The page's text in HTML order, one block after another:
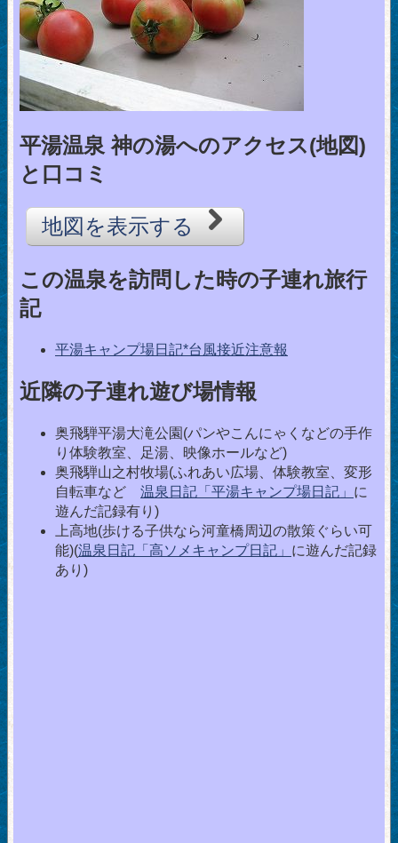
平湯温泉 神の湯へのアクセス(地図)
と口コミ
地図を表示する
この温泉を訪問した時の子連れ旅行
記
平湯キャンプ場日記*台風接近注意報
近隣の子連れ遊び場情報
奥飛騨平湯大滝公園(パンやこんにゃくなどの手作
り体験教室、足湯、映像ホールなど)
奥飛騨山之村牧場(ふれあい広場、体験教室、変形
自転車など 温泉日記「平湯キャンプ場日記」 に
遊んだ記録有り)
上高地(歩ける子供なら河童橋周辺の散策ぐらい可
能)(温泉日記「高ソメキャンプ日記」 に遊んだ記録
あり)